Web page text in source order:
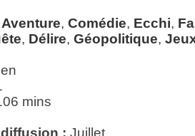
Aventure, Comédie, Ecchi,
, Délire, Géopolitique,
mins
: Juillet